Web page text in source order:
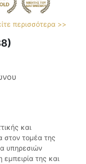
περισσότερα >>
και
στον τομέα της
υπηρεσιών
της και